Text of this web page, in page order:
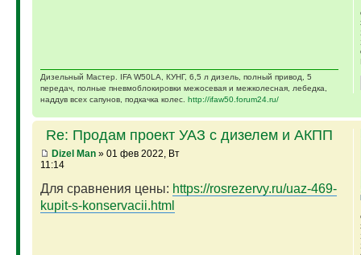
Дизельный Мастер. IFA W50LA, КУНГ, 6,5 л дизель, полный привод, 5
передач, полные пневмоблокировки межосевая и межколесная, лебедка,
наддув всех сапунов, подкачка колес. http://ifaw50.forum24.ru/
Re: Продам проект УАЗ с дизелем и АКПП
Dizel Man» 01 фев 2022, Вт
11:14
Для сравнения цены: https://rosrezervy.ru/uaz-469-
kupit-s-konservacii.html